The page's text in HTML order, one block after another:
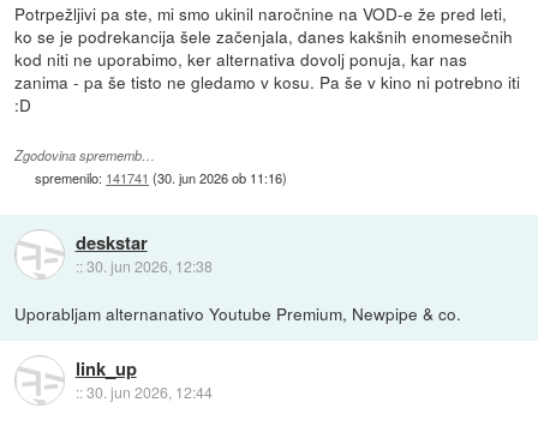
Potrpežljivi pa ste, mi smo ukinil naročnine na VOD-e že pred leti,
ko se je podrekancija šele začenjala, danes kakšnih enomesečnih
kod niti ne uporabimo, ker alternativa dovolj ponuja, kar nas
zanima - pa še tisto ne gledamo v kosu. Pa še v kino ni potrebno iti
:D
Zgodovina sprememb…
spremenilo: 141741 (30. jun 2026 ob 11:16)
deskstar
::30. jun 2026, 12:38
Uporabljam alternanativo Youtube Premium, Newpipe & co.
link_up
::30. jun 2026, 12:44